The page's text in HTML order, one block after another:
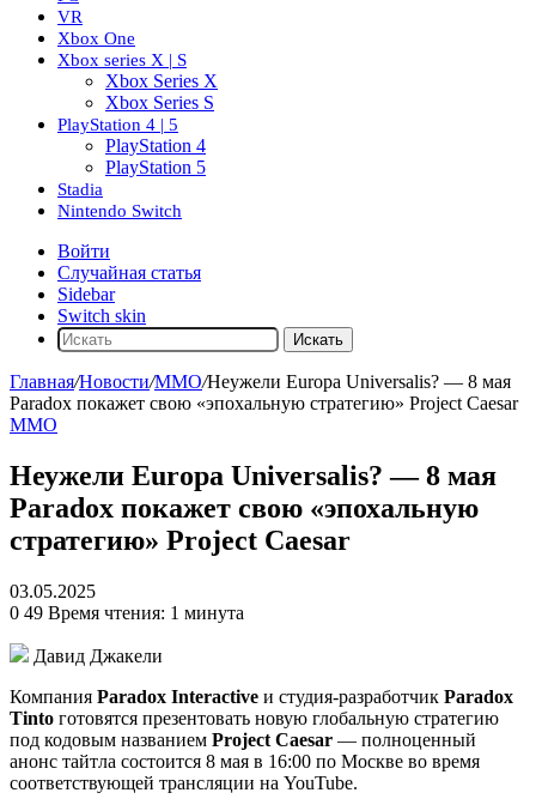
VR
Xbox One
Xbox series X | S
Xbox Series X
Xbox Series S
PlayStation 4 | 5
PlayStation 4
PlayStation 5
Stadia
Nintendo Switch
Войти
Случайная статья
Sidebar
Switch skin
Искать
Главная/Новости/ММО/Неужели Europa Universalis? — 8 мая
Paradox покажет свою «эпохальную стратегию‎» Project Caesar
ММО
Неужели Europa Universalis? — 8 мая
Paradox покажет свою «эпохальную
стратегию‎» Project Caesar
03.05.2025
0 49 Время чтения: 1 минута
Давид Джакели
Компания Paradox Interactive и студия-разработчик Paradox
Tinto готовятся презентовать новую глобальную стратегию
под кодовым названием Project Caesar — полноценный
анонс тайтла состоится 8 мая в 16:00 по Москве во время
соответствующей трансляции на YouTube.